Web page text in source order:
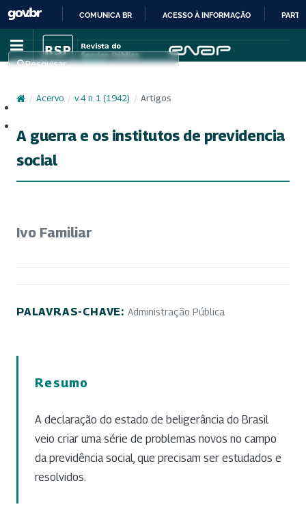
IR
PARA
CONTEÚDO
COMUNICA BR ACESSO À INFORMAÇÃO
Pesquisar
/ Acervo / v. 4 n. 1 (1942) / Artigos
A guerra e os institutos de previdencia
social
Ivo Familiar
PALAVRAS-CHAVE: Administração Pública
Resumo
A declaração do estado de beligerância do Brasil
veio criar uma série de problemas novos no campo
da previdência social, que precisam ser estudados e
resolvidos.